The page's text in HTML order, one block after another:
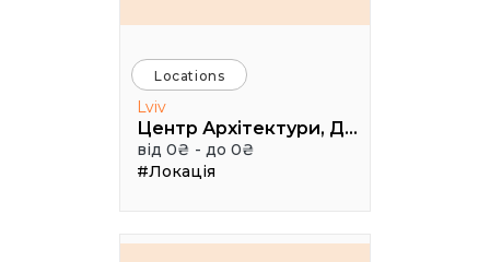
Locations
Lviv
Центр Архітектури, Дизайну та Урбаністики Порохова ВЕЖА
від 0₴ - до 0₴
#Локація